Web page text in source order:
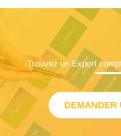
Trouvez un Expert
DEMANDER